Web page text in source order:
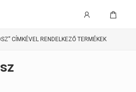
CÍMKÉVEL RENDELKEZŐ TERMÉKEK